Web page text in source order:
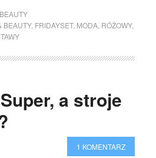
BEAUTY, FRIDAYSET, MODA, RÓŻOWY,
a stroje
1 KOMENTARZ